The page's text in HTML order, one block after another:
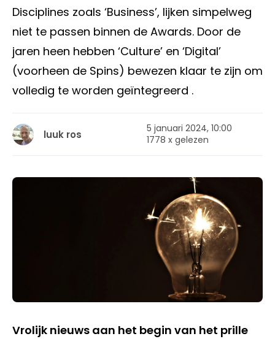
Disciplines zoals ‘Business’, lijken simpelweg
niet te passen binnen de Awards. Door de
jaren heen hebben ‘Culture’ en ‘Digital’
(voorheen de Spins) bewezen klaar te zijn om
volledig te worden geïntegreerd .
luuk ros
5 januari 2024, 10:00
1778 x gelezen
Vrolijk nieuws aan het begin van het prille